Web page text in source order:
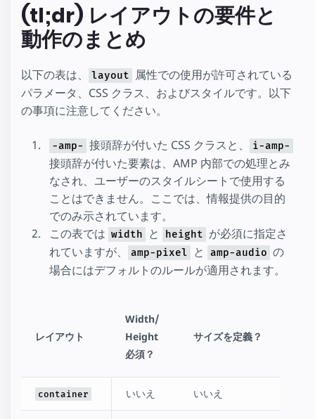
(tl;dr) レイアウトの要件と
動作のまとめ
以下の表は、 layout 属性での使用が許可されている
パラメータ、CSS クラス、およびスタイルです。以下
の事項に注意してください。
-amp- 接頭辞が付いた CSS クラスと、 i-amp-
接頭辞が付いた要素は、AMP 内部での処理とみ
なされ、ユーザーのスタイルシートで使用する
ことはできません。ここでは、情報提供の目的
でのみ示されています。
この表では width と height が必須に指定さ
れていますが、
amp-pixel と amp-audio の
場合にはデフォルトのルールが適用されます。
レイアウト
Width/
Height
必須？
サイズを定義？
container いいえ いいえ